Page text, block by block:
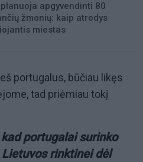
planuoja apgyvendinti 80
žmonių: kaip atrodys
miestas
portugalus, būčiau likęs
tad priėmiau tokį
portugalai surinko
rinktinei dėl